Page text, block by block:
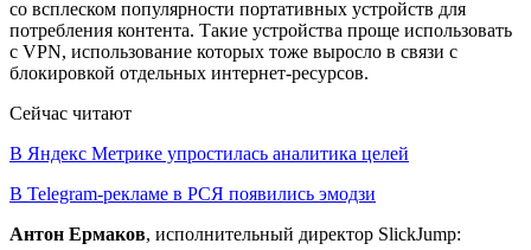
со всплеском популярности портативных устройств для
потребления контента. Такие устройства проще использовать
с VPN, использование которых тоже выросло в связи с
блокировкой отдельных интернет-ресурсов.
Сейчас читают
В Яндекс Метрике упростилась аналитика целей
В Telegram-рекламе в РСЯ появились эмодзи
Антон Ермаков, исполнительный директор SlickJump: